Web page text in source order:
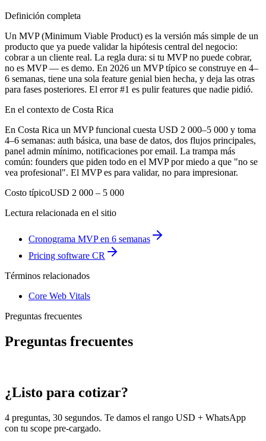
Definición completa
Un MVP (Minimum Viable Product) es la versión más simple de un
producto que ya puede validar la hipótesis central del negocio:
cobrar a un cliente real. La regla dura: si tu MVP no puede cobrar,
no es MVP — es demo. En 2026 un MVP típico se construye en 4–
6 semanas, tiene una sola feature genial bien hecha, y deja las otras
para fases posteriores. El error #1 es pulir features que nadie pidió.
En el contexto de Costa Rica
En Costa Rica un MVP funcional cuesta USD 2 000–5 000 y toma
4–6 semanas: auth básica, una base de datos, dos flujos principales,
panel admin mínimo, notificaciones por email. La trampa más
común: founders que piden todo en el MVP por miedo a que "no se
vea profesional". El MVP es para validar, no para impresionar.
Costo típicoUSD 2 000 – 5 000
Lectura relacionada en el sitio
Cronograma MVP en 6 semanas
Pricing software CR
Términos relacionados
Core Web Vitals
Preguntas frecuentes
Preguntas frecuentes
¿Listo para cotizar?
4 preguntas, 30 segundos. Te damos el rango USD + WhatsApp
con tu scope pre-cargado.